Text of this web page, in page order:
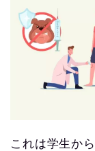
これは学生か